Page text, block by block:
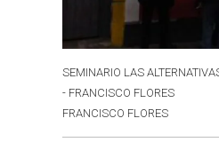
SEMINARIO LAS
- FRANCISCO FLORES
FRANCISCO FLORES